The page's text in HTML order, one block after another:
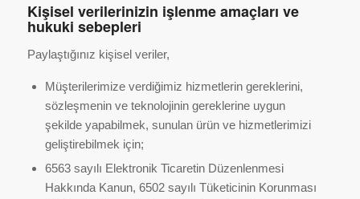
Kişisel verilerinizin işlenme amaçları ve
hukuki sebepleri
Paylaştığınız kişisel veriler,
Müşterilerimize verdiğimiz hizmetlerin gereklerini,
sözleşmenin ve teknolojinin gereklerine uygun
şekilde yapabilmek, sunulan ürün ve hizmetlerimizi
geliştirebilmek için;
6563 sayılı Elektronik Ticaretin Düzenlenmesi
Hakkında Kanun, 6502 sayılı Tüketicinin Korunması